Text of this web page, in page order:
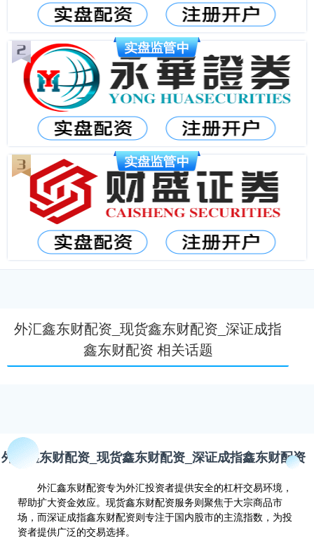
外汇鑫东财配资_现货鑫东财配资_深证成指
鑫东财配资 相关话题
外汇鑫东财配资_现货鑫东财配资_深证成指鑫东财配资
外汇鑫东财配资专为外汇投资者提供安全的杠杆交易环境，
帮助扩大资金效应。现货鑫东财配资服务则聚焦于大宗商品市
场，而深证成指鑫东财配资则专注于国内股市的主流指数，为投
资者提供广泛的交易选择。